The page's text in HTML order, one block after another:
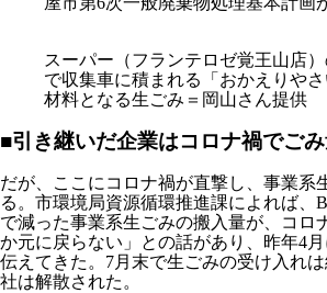
スーパー（フランテロゼ覚王山店
で収集車に積まれる「おかえりや
材料となる生ごみ＝岡山さん提供
■引き継いだ企業はコロナ禍でご
だが、ここにコロナ禍が直撃し、事業系
る。市環境局資源循環推進課によれば、
で減った事業系生ごみの搬入量が、コロ
か元に戻らない」との話があり、昨年4
伝えてきた。7月末で生ごみの受け入れ
社は解散された。